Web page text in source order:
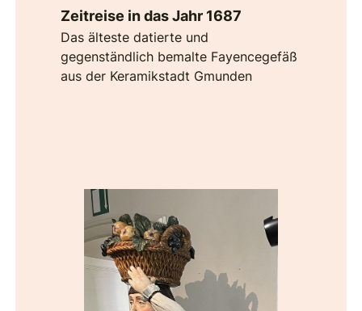
Zeitreise in das Jahr 1687
Das älteste datierte und
gegenständlich bemalte Fayencegefäß
aus der Keramikstadt Gmunden